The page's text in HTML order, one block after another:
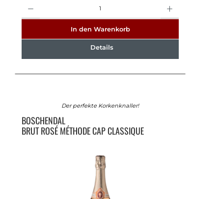
In den Warenkorb
Details
Der perfekte Korkenknaller!
BOSCHENDAL
BRUT ROSÉ MÉTHODE CAP CLASSIQUE